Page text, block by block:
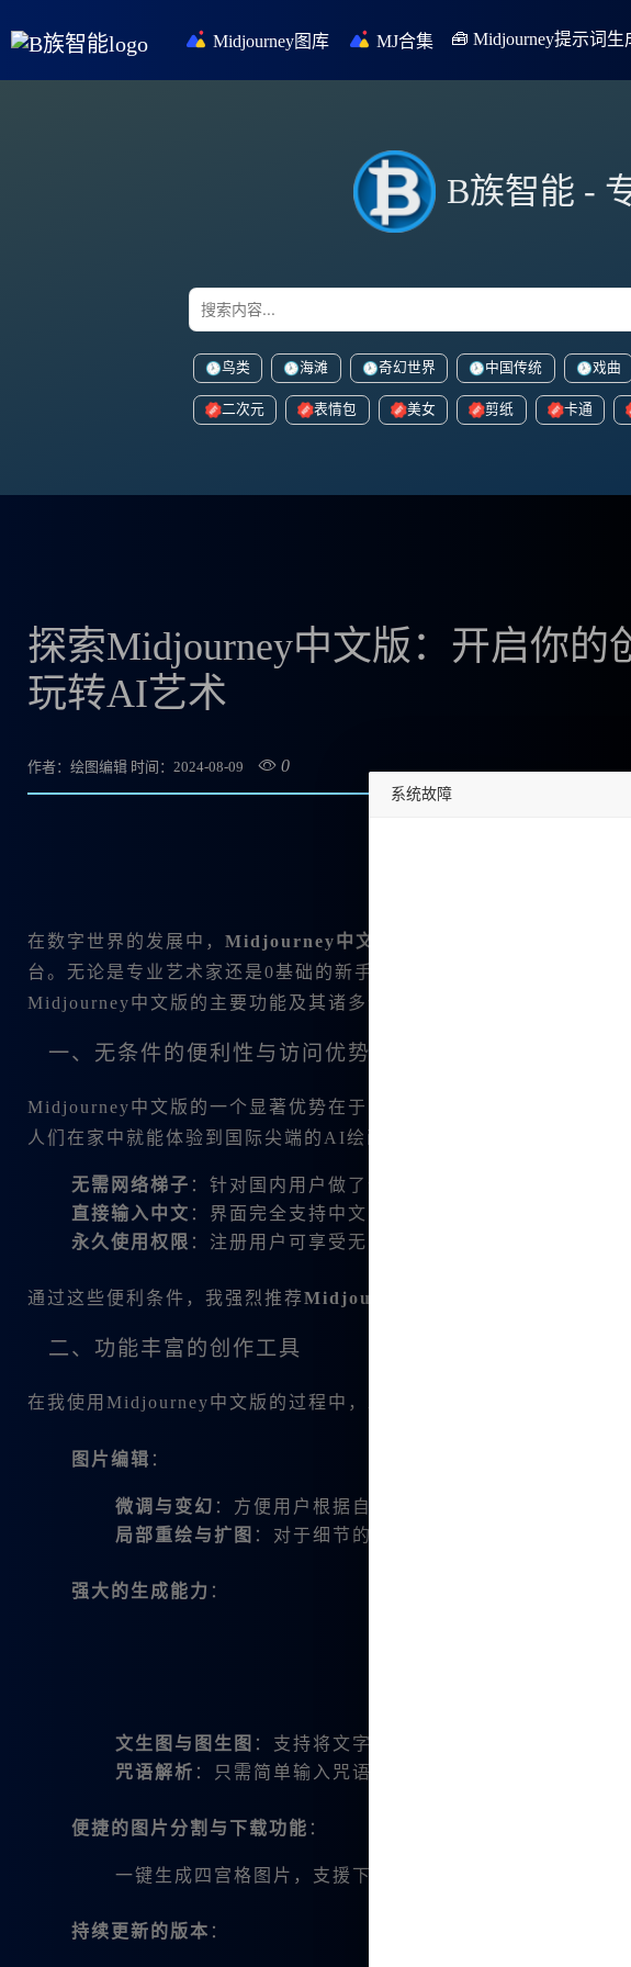
Midjourney图库 MJ合集 🧰 Midjourney提示词生
B族智能 -
鸟类 海滩 奇幻世界 中国传统
戏曲
二次元 表情包 美女 剪纸 卡通
探索Midjourney中文版：开启你的
玩转AI艺术
作者：绘图编辑 时间：2024-08-09 0
在数字世界的发展中， Midjourney中文版
台。无论是专业艺术家还是0基础的新手，都能在这个平台上找到自
Midjourney中文版的主要功能及其诸多优势，让你轻松开启自己的创
一、无条件的便利性与访问优势
Midjourney中文版的一个显著优势在于，用户无需翻墙即可使用。这
人们在家中就能体验到国际尖端的AI绘画技术。以下是一些关键特点
无需网络梯子 ：针对国内用户做了优化，保证了流畅的使用体验
直接输入中文 ：界面完全支持中文，让不会英文的用户也能轻松
永久使用权限 ：注册用户可享受无限次使用以及附带的工具包，
通过这些便利条件，我强烈推荐Midjourney中文版
二、功能丰富的创作工具
在我使用Midjourney中文版的过程中，发现它包含了许多强大的功能
图片编辑 ：
微调与变幻 ：方便用户根据自己的需求调整作品。
局部重绘与扩图 ：对于细节的把握更为精准。
强大的生成能力 ：
文生图与图生图 ：支持将文字转为图像，并能将图片转为
咒语解析 ：只需简单输入咒语，系统便能理解并生成对应
便捷的图片分割与下载功能 ：
一键生成四宫格图片，支援下载多张作品，极大提升了分享
持续更新的版本 ：
系统故障